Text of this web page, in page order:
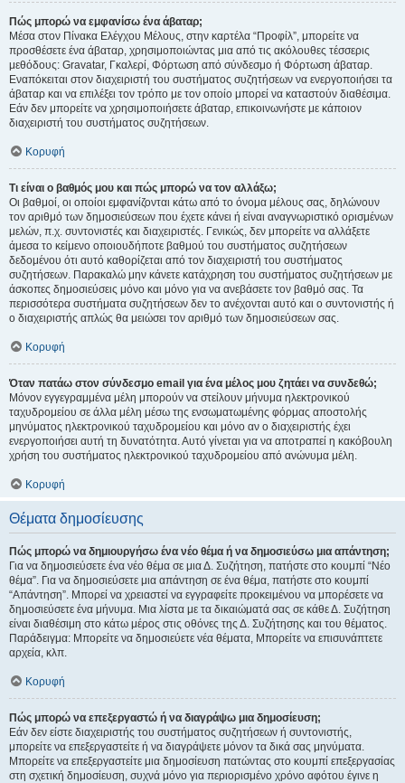
Πώς μπορώ να εμφανίσω ένα άβαταρ;
Μέσα στον Πίνακα Ελέγχου Μέλους, στην καρτέλα “Προφίλ”, μπορείτε να
προσθέσετε ένα άβαταρ, χρησιμοποιώντας μια από τις ακόλουθες τέσσερις
μεθόδους: Gravatar, Γκαλερί, Φόρτωση από σύνδεσμο ή Φόρτωση άβαταρ.
Εναπόκειται στον διαχειριστή του συστήματος συζητήσεων να ενεργοποιήσει τα
άβαταρ και να επιλέξει τον τρόπο με τον οποίο μπορεί να καταστούν διαθέσιμα.
Εάν δεν μπορείτε να χρησιμοποιήσετε άβαταρ, επικοινωνήστε με κάποιον
διαχειριστή του συστήματος συζητήσεων.
Κορυφή
Τι είναι ο βαθμός μου και πώς μπορώ να τον αλλάξω;
Οι βαθμοί, οι οποίοι εμφανίζονται κάτω από το όνομα μέλους σας, δηλώνουν
τον αριθμό των δημοσιεύσεων που έχετε κάνει ή είναι αναγνωριστικό ορισμένων
μελών, π.χ. συντονιστές και διαχειριστές. Γενικώς, δεν μπορείτε να αλλάξετε
άμεσα το κείμενο οποιουδήποτε βαθμού του συστήματος συζητήσεων
δεδομένου ότι αυτό καθορίζεται από τον διαχειριστή του συστήματος
συζητήσεων. Παρακαλώ μην κάνετε κατάχρηση του συστήματος συζητήσεων με
άσκοπες δημοσιεύσεις μόνο και μόνο για να ανεβάσετε τον βαθμό σας. Τα
περισσότερα συστήματα συζητήσεων δεν το ανέχονται αυτό και ο συντονιστής ή
ο διαχειριστής απλώς θα μειώσει τον αριθμό των δημοσιεύσεων σας.
Κορυφή
Όταν πατάω στον σύνδεσμο email για ένα μέλος μου ζητάει να συνδεθώ;
Μόνον εγγεγραμμένα μέλη μπορούν να στείλουν μήνυμα ηλεκτρονικού
ταχυδρομείου σε άλλα μέλη μέσω της ενσωματωμένης φόρμας αποστολής
μηνύματος ηλεκτρονικού ταχυδρομείου και μόνο αν ο διαχειριστής έχει
ενεργοποιήσει αυτή τη δυνατότητα. Αυτό γίνεται για να αποτραπεί η κακόβουλη
χρήση του συστήματος ηλεκτρονικού ταχυδρομείου από ανώνυμα μέλη.
Κορυφή
Θέματα δημοσίευσης
Πώς μπορώ να δημιουργήσω ένα νέο θέμα ή να δημοσιεύσω μια απάντηση;
Για να δημοσιεύσετε ένα νέο θέμα σε μια Δ. Συζήτηση, πατήστε στο κουμπί “Νέο
θέμα”. Για να δημοσιεύσετε μια απάντηση σε ένα θέμα, πατήστε στο κουμπί
“Απάντηση”. Μπορεί να χρειαστεί να εγγραφείτε προκειμένου να μπορέσετε να
δημοσιεύσετε ένα μήνυμα. Μια λίστα με τα δικαιώματά σας σε κάθε Δ. Συζήτηση
είναι διαθέσιμη στο κάτω μέρος στις οθόνες της Δ. Συζήτησης και του θέματος.
Παράδειγμα: Μπορείτε να δημοσιεύετε νέα θέματα, Μπορείτε να επισυνάπτετε
αρχεία, κλπ.
Κορυφή
Πώς μπορώ να επεξεργαστώ ή να διαγράψω μια δημοσίευση;
Εάν δεν είστε διαχειριστής του συστήματος συζητήσεων ή συντονιστής,
μπορείτε να επεξεργαστείτε ή να διαγράψετε μόνον τα δικά σας μηνύματα.
Μπορείτε να επεξεργαστείτε μια δημοσίευση πατώντας στο κουμπί επεξεργασίας
στη σχετική δημοσίευση, συχνά μόνο για περιορισμένο χρόνο αφότου έγινε η